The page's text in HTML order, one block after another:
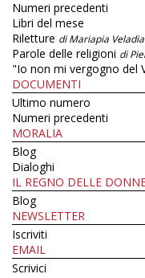
Numeri precedenti
Libri del mese
Riletture di Mariapia
Parole delle religioni di
"Io non mi vergogno del
DOCUMENTI
Ultimo numero
Numeri precedenti
MORALIA
Blog
Dialoghi
IL REGNO DELLE
Blog
NEWSLETTER
Iscriviti
EMAIL
Scrivici